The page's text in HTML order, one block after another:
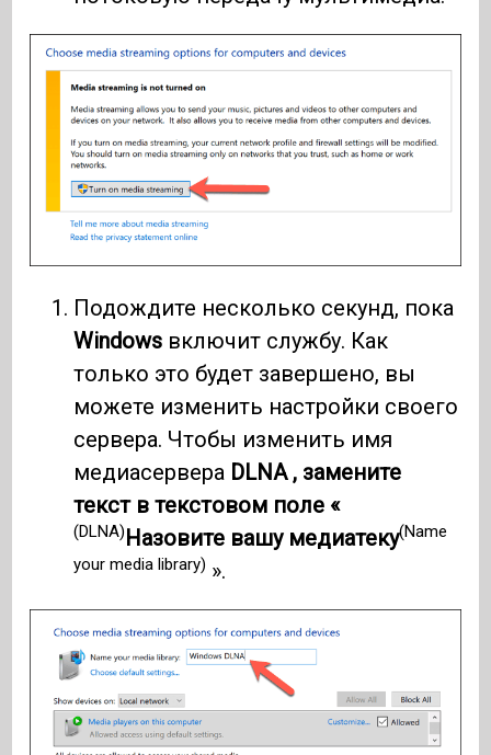
Подождите несколько секунд, пока
Windows включит службу. Как
только это будет завершено, вы
можете изменить настройки своего
сервера. Чтобы изменить имя
медиасервера DLNA , замените
текст в текстовом поле «
(DLNA)Назовите вашу медиатеку(Name
your media library) ».